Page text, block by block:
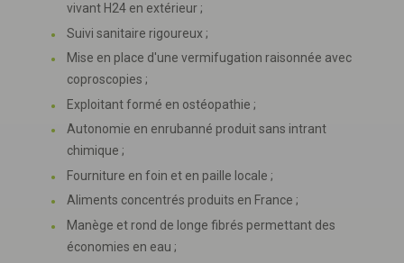
vivant H24 en extérieur ;
Suivi sanitaire rigoureux ;
Mise en place d'une vermifugation raisonnée avec
coproscopies ;
Exploitant formé en ostéopathie ;
Autonomie en enrubanné produit sans intrant
chimique ;
Fourniture en foin et en paille locale ;
Aliments concentrés produits en France ;
Manège et rond de longe fibrés permettant des
économies en eau ;